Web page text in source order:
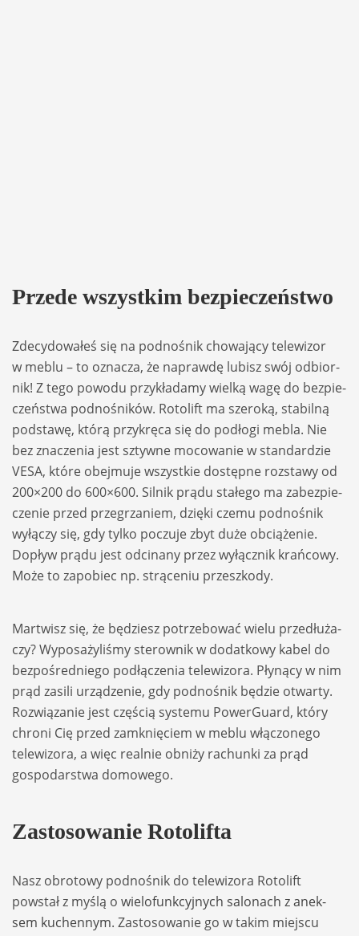
Przede wszyst­kim bez­pie­czeń­stwo
Zde­cy­do­wa­łeś się na podno­śnik cho­wa­jący tele­wi­zor
w meblu – to ozna­cza, że naprawdę lubisz swój odbior­
nik! Z tego powodu przy­kła­damy wielką wagę do bez­pie­
czeń­stwa podno­śników. Roto­lift ma sze­roką, sta­bilną
pod­stawę, którą przy­kręca się do podłogi mebla. Nie
bez zna­cze­nia jest sztywne moco­wa­nie w stan­dar­dzie
VESA, które obej­muje wszyst­kie dostępne roz­stawy od
200×200 do 600×600. Sil­nik prądu sta­łego ma zabez­pie­
cze­nie przed prze­grza­niem, dzięki czemu podno­śnik
wyłą­czy się, gdy tylko poczuje zbyt duże obcią­że­nie.
Dopływ prądu jest odci­nany przez wyłącz­nik krań­cowy.
Może to zapo­biec np. strą­ce­niu prze­szkody.
Mar­twisz się, że będziesz potrze­bo­wać wielu prze­dłu­ża­
czy? Wypo­sa­ży­li­śmy ste­row­nik w dodat­kowy kabel do
bez­po­śred­niego podłą­cze­nia tele­wi­zora. Pły­nący w nim
prąd zasili urzą­dze­nie, gdy podno­śnik będzie otwarty.
Rozwią­za­nie jest czę­ścią sys­temu Powe­rGu­ard, który
chroni Cię przed zamknię­ciem w meblu włą­czo­nego
tele­wi­zora, a więc real­nie obniży rachunki za prąd
gospo­dar­stwa domo­wego.
Zasto­so­wa­nie Roto­lifta
Nasz obro­towy podno­śnik do tele­wi­zora Roto­lift
powstał z myślą o wie­lo­funk­cyj­nych salo­nach z anek­
sem kuchen­nym. Zasto­so­wa­nie go w takim miej­scu